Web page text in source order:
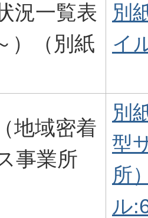
況一覧表
）（別紙
別
イ
地域密着
事業所
別
型
所
ル